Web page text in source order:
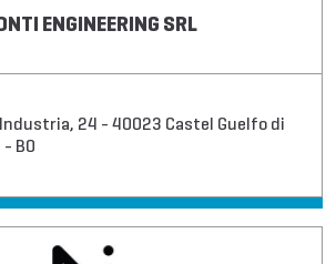
ENGINEERING SRL
24 - 40023 Castel Guelfo di
BO